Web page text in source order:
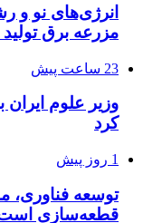
انرژی‌های نو و
مزرعه‌ برق
23 ساعت پیش
وزیر علوم ایران
کرد
1 روز پیش
توسعه فناوری،
قطعه‌سازی